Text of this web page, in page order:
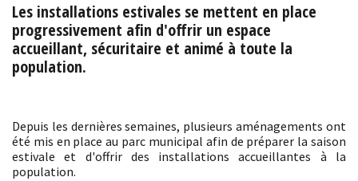
Les installations estivales se mettent en place
progressivement afin d'offrir un espace
accueillant, sécuritaire et animé à toute la
population.
Depuis les dernières semaines, plusieurs aménagements ont
été mis en place au parc municipal afin de préparer la saison
estivale et d'offrir des installations accueillantes à la
population.